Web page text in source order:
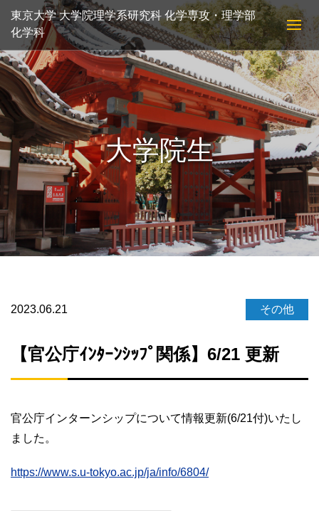
東京大学 大学院理学系研究科 化学専攻・理学部
化学科
大学院生
2023.06.21 その他
【官公庁ｲﾝﾀｰﾝｼｯﾌﾟ関係】6/21 更新
官公庁インターンシップについて情報更新(6/21付)いたし
ました。
https://www.s.u-tokyo.ac.jp/ja/info/6804/